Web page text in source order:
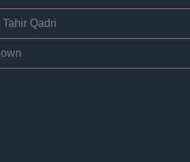
Tahir Qadri